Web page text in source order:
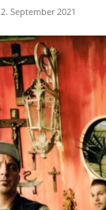
2. September 2021